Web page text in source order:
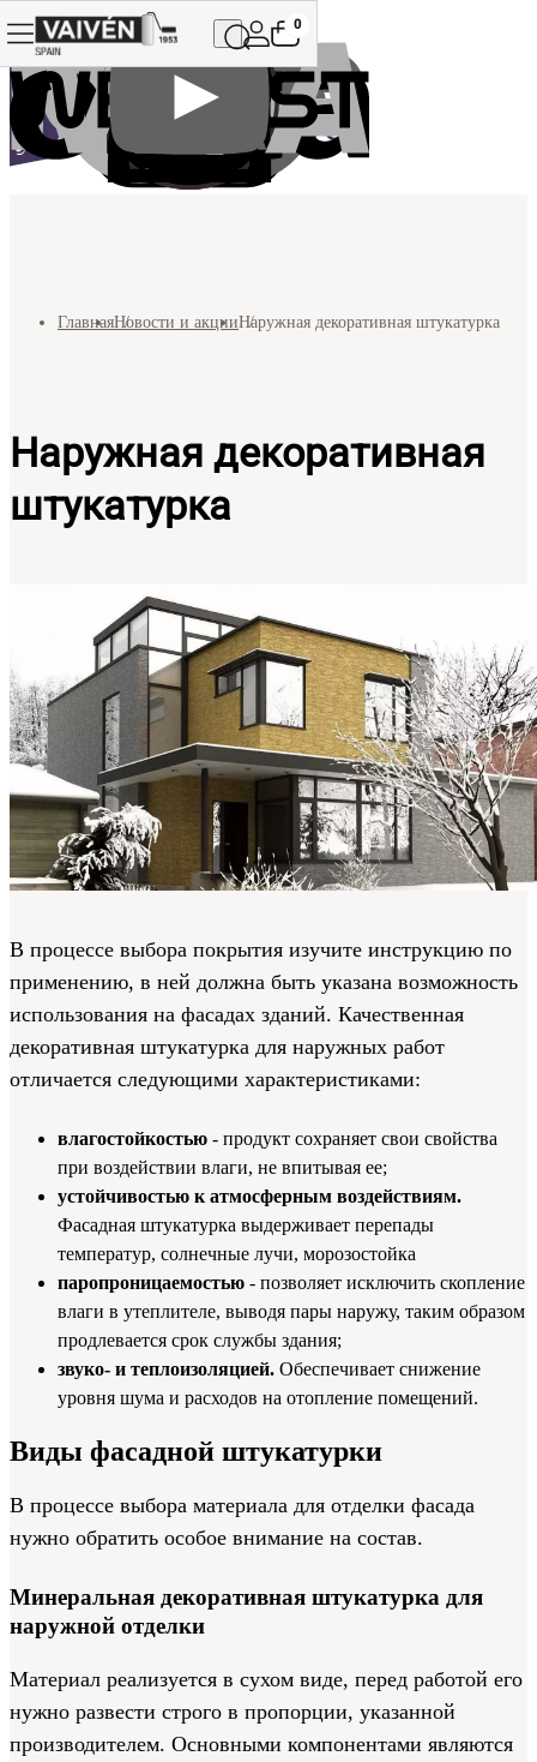
0
ГлавнаяНовости и акцииНаружная декоративная штукатурка
Наружная декоративная
штукатурка
В процессе выбора покрытия изучите инструкцию по
применению, в ней должна быть указана возможность
использования на фасадах зданий. Качественная
декоративная штукатурка для наружных работ
отличается следующими характеристиками:
влагостойкостью - продукт сохраняет свои свойства
при воздействии влаги, не впитывая ее;
устойчивостью к атмосферным воздействиям.
Фасадная штукатурка выдерживает перепады
температур, солнечные лучи, морозостойка
паропроницаемостью - позволяет исключить скопление
влаги в утеплителе, выводя пары наружу, таким образом
продлевается срок службы здания;
звуко- и теплоизоляцией. Обеспечивает снижение
уровня шума и расходов на отопление помещений.
Виды фасадной штукатурки
В процессе выбора материала для отделки фасада
нужно обратить особое внимание на состав.
Минеральная декоративная штукатурка для
наружной отделки
Материал реализуется в сухом виде, перед работой его
нужно развести строго в пропорции, указанной
производителем. Основными компонентами являются